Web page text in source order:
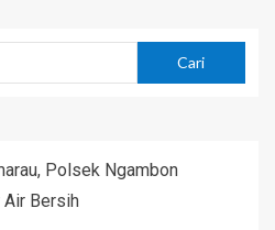
Polsek Ngambon
Bersih